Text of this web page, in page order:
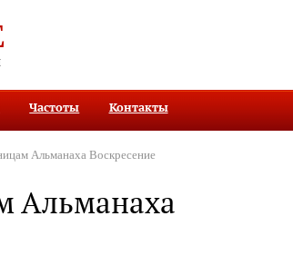
Частоты Контакты
Альманаха Воскресение
Альманаха